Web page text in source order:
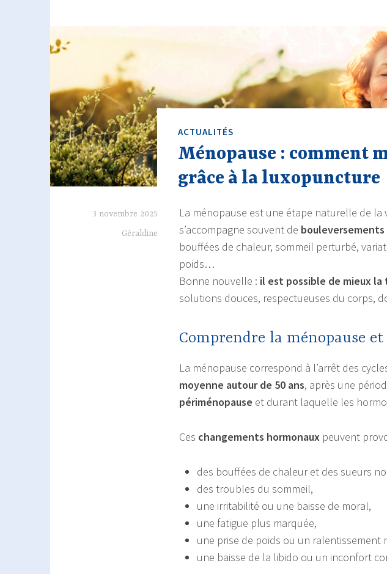
ACTUALITÉS
Ménopause : comment
grâce à la luxopuncture
3 novembre 2025
Géraldine
La ménopause est une étape naturelle de la
s’accompagne souvent de
bouffées de chaleur, sommeil perturbé,
poids…
Bonne nouvelle : il est possible de mieux la
solutions douces, respectueuses du corps,
Comprendre la ménopause et
La ménopause correspond à l’arrêt des
moyenne autour de 50 ans, après une
périménopause et durant laquelle les
Ces changements hormonaux peuvent
des bouffées de chaleur et des sueurs
des troubles du sommeil,
une irritabilité ou une baisse de moral,
une fatigue plus marquée,
une prise de poids ou un ralentissement
une baisse de la libido ou un inconfort